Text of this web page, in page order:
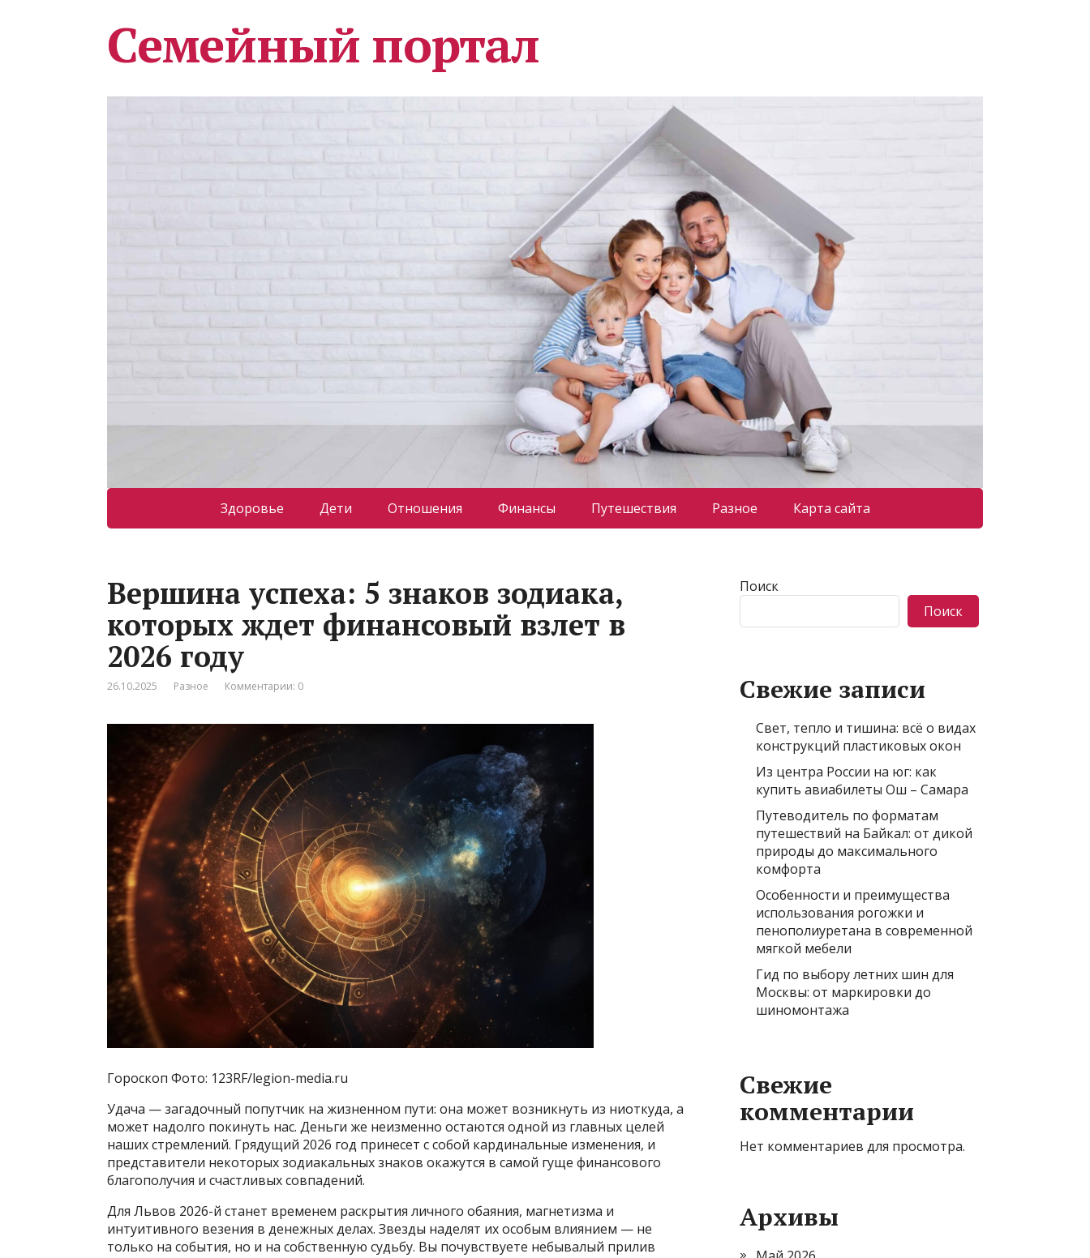
Семейный портал
Здоровье Дети Отношения Финансы Путешествия Разное Карта сайта
Вершина успеха: 5 знаков зодиака,
которых ждет финансовый взлет в
2026 году
26.10.2025 Разное Комментарии: 0
Гороскоп Фото: 123RF/legion-media.ru
Удача — загадочный попутчик на жизненном пути: она может возникнуть из ниоткуда, а
может надолго покинуть нас. Деньги же неизменно остаются одной из главных целей
наших стремлений. Грядущий 2026 год принесет с собой кардинальные изменения, и
представители некоторых зодиакальных знаков окажутся в самой гуще финансового
благополучия и счастливых совпадений.
Для Львов 2026-й станет временем раскрытия личного обаяния, магнетизма и
интуитивного везения в денежных делах. Звезды наделят их особым влиянием — не
только на события, но и на собственную судьбу. Вы почувствуете небывалый прилив
Поиск
Поиск
Свежие записи
Свет, тепло и тишина: всё о видах
конструкций пластиковых окон
Из центра России на юг: как
купить авиабилеты Ош – Самара
Путеводитель по форматам
путешествий на Байкал: от дикой
природы до максимального
комфорта
Особенности и преимущества
использования рогожки и
пенополиуретана в современной
мягкой мебели
Гид по выбору летних шин для
Москвы: от маркировки до
шиномонтажа
Свежие
комментарии
Нет комментариев для просмотра.
Архивы